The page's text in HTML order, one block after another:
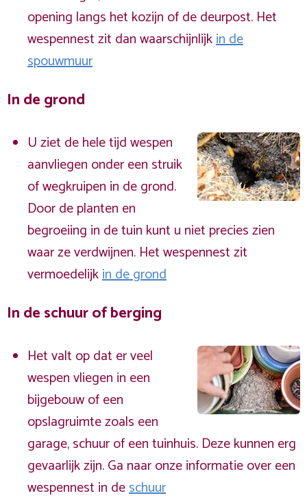
opening langs het kozijn of de deurpost. Het
wespennest zit dan waarschijnlijkin de
spouwmuur
In de grond
U ziet de hele tijd wespen
aanvliegen onder een struik
of wegkruipen in de grond.
Door de planten en
begroeiing in de tuin kunt u niet precies zien
waar ze verdwijnen. Het wespennest zit
vermoedelijkin de grond
In de schuur of berging
Het valt op dat er veel
wespen vliegen in een
bijgebouw of een
opslagruimte zoals een
garage, schuur of een tuinhuis. Deze kunnen erg
gevaarlijk zijn. Ga naar onze informatie over een
wespennest in deschuur